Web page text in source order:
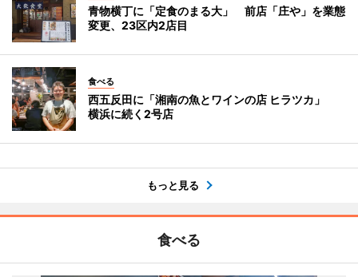
青物横丁に「定食のまる大」 前店「庄や」を業態
変更、23区内2店目
食べる
西五反田に「湘南の魚とワインの店 ヒラツカ」
横浜に続く2号店
もっと見る
食べる